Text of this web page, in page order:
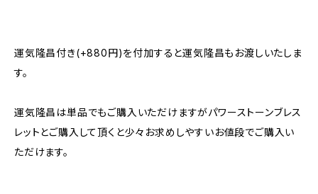
運気隆昌付き(+880円)を付加すると運気隆昌もお渡しいたしま
す。
運気隆昌は単品でもご購入いただけますがパワーストーンブレス
レットとご購入して頂くと少々お求めしやすいお値段でご購入い
ただけます。